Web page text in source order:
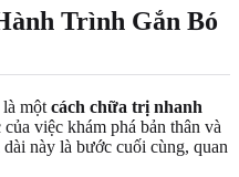
Trình Gắn Bó
một cách chữa trị nhanh
việc khám phá bản thân và
này là bước cuối cùng, quan